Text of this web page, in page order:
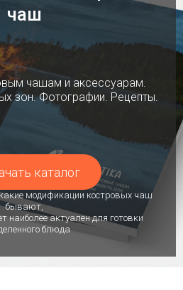
чаш
чашам и аксессуарам.
зон. Фотографии. Рецепты.
каталог
модификации костровых чаш
бывают,
наиболее актуален для готовки
блюда